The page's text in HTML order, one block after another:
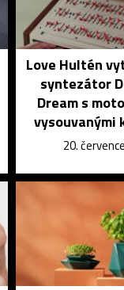
Love Hultén
syntezátor
Dream s
vysouvanými
20.